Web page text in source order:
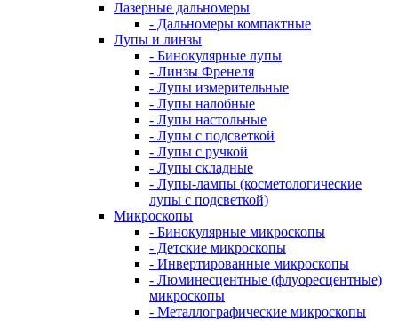
Лазерные дальномеры
- Дальномеры компактные
Лупы и линзы
- Бинокулярные лупы
- Линзы Френеля
- Лупы измерительные
- Лупы налобные
- Лупы настольные
- Лупы с подсветкой
- Лупы с ручкой
- Лупы складные
- Лупы-лампы (косметологические
лупы с подсветкой)
Микроскопы
- Бинокулярные микроскопы
- Детские микроскопы
- Инвертированные микроскопы
- Люминесцентные (флуоресцентные)
микроскопы
- Металлографические микроскопы